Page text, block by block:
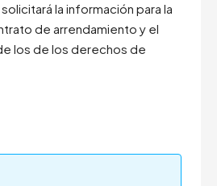
la información para la
de arrendamiento y el
los de los derechos de